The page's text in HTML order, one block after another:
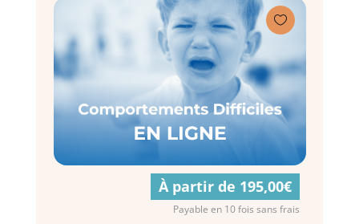

À partir de 195,00€
Payable en 10 fois sans frais